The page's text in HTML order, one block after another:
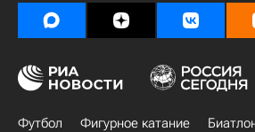
Футбол Фигурное катание